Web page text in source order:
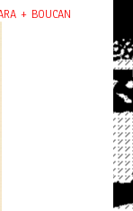
+ BOUCAN